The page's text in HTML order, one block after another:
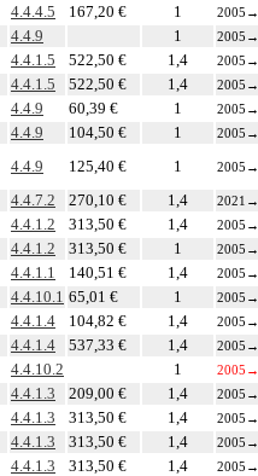
4.4.4.5 167,20 € 1 2005 →
4.4.9 1 2005 →
4.4.1.5 522,50 € 1,4 2005 →
4.4.1.5 522,50 € 1,4 2005 →
4.4.9 60,39 € 1 2005 →
4.4.9 104,50 € 1 2005 →
4.4.9 125,40 € 1 2005 →
4.4.7.2 270,10 € 1,4 2021 →
4.4.1.2 313,50 € 1,4 2005 →
4.4.1.2 313,50 € 1 2005 →
4.4.1.1 140,51 € 1,4 2005 →
4.4.10.1 65,01 € 1 2005 →
4.4.1.4 104,82 € 1,4 2005 →
4.4.1.4 537,33 € 1,4 2005 →
4.4.10.2 1 2005 →
4.4.1.3 209,00 € 1,4 2005 →
4.4.1.3 313,50 € 1,4 2005 →
4.4.1.3 313,50 € 1,4 2005 →
4.4.1.3 313,50 € 1,4 2005 →